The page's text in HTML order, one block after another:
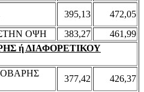
395,13
472,05
ΟΨΗ
383,27
461,99
ή ΔΙΑΦΟΡΕΤΙΚΟΥ
377,42
426,37